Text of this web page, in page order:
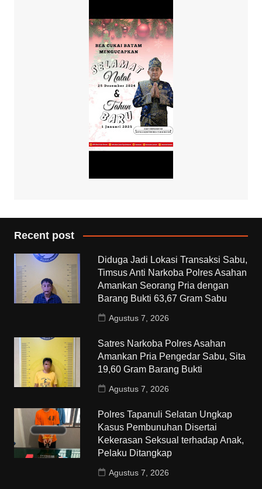
Recent post
Diduga Jadi Lokasi Transaksi Sabu,
Timsus Anti Narkoba Polres Asahan
Amankan Seorang Pria dengan
Barang Bukti 63,67 Gram Sabu
Agustus 7, 2026
Satres Narkoba Polres Asahan
Amankan Pria Pengedar Sabu, Sita
19,60 Gram Barang Bukti
Agustus 7, 2026
Polres Tapanuli Selatan Ungkap
Kasus Pembunuhan Disertai
Kekerasan Seksual terhadap Anak,
Pelaku Ditangkap
Agustus 7, 2026